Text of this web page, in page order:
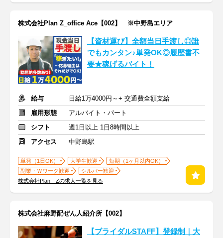
株式会社Plan Z_office Ace【002】 ※中野島エリア
【資材運び】全額当日手渡し◎誰
でもカンタン♪単発OK◎履歴書不
要★稼げるバイト！
給与
日給1万4000円～+ 交通費全額支給
雇用形態
アルバイト・パート
シフト
週1日以上 1日8時間以上
アクセス
中野島駅
単発（1日OK） 大学生歓迎
短期（1ヶ月以内OK）
副業・Ｗワーク歓迎
シルバー歓迎
株式会社Plan Zの求人一覧を見る
株式会社麻野配ぜん人紹介所【002】
【ブライダルSTAFF】登録制｜大